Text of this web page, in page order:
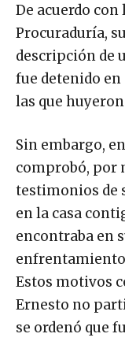
De acuerdo
Procuraduría,
descripción de
fue detenido en
las que
Sin embargo,
comprobó, por
testimonios de
en la casa
encontraba en
Estos motivos
Ernesto no
se ordenó que